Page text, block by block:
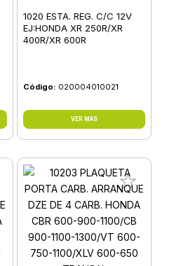
1020 ESTA. REG. C/C 12V
EJ:HONDA XR 250R/XR
400R/XR 600R
Código: 020004010021
VER MÁS